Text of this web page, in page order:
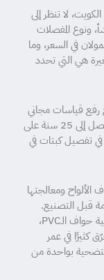
لا تنظر إلى
ونوع المفصلات
في السعر، وما
هي التي تحدد
قياسات مجاني
في موقعك قبل الالتزام بأي مبلغ، وكفالة مكتوبة تصل إلى 25 سنة على
تفصيل كبتات في
ومعالجتها
قبل التصنيع.
كذلك يُنصح بمراجعة سماكة الظهر والأرفف، ونوعية حواف الـPVC،
كثيرًا في عمر
بواحدة من